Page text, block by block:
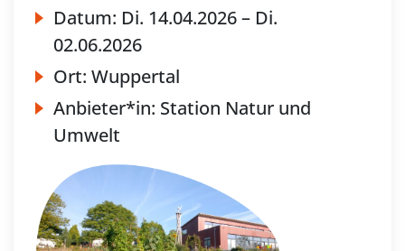
Datum: Di. 14.04.2026 – Di.
02.06.2026
Ort: Wuppertal
Anbieter*in: Station Natur und
Umwelt